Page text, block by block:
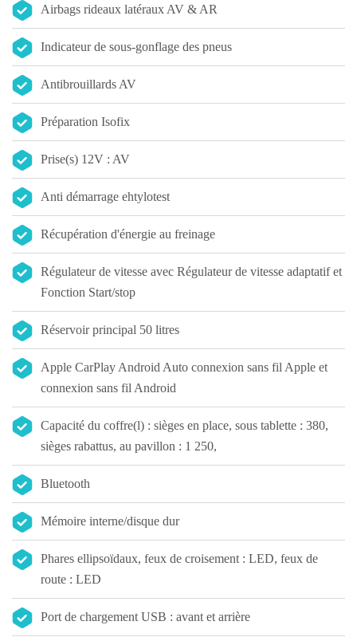
Airbags rideaux latéraux AV & AR
Indicateur de sous-gonflage des pneus
Antibrouillards AV
Préparation Isofix
Prise(s) 12V : AV
Anti démarrage ehtylotest
Récupération d'énergie au freinage
Régulateur de vitesse avec Régulateur de vitesse adaptatif et
Fonction Start/stop
Réservoir principal 50 litres
Apple CarPlay Android Auto connexion sans fil Apple et
connexion sans fil Android
Capacité du coffre(l) : sièges en place, sous tablette : 380,
sièges rabattus, au pavillon : 1 250,
Bluetooth
Mémoire interne/disque dur
Phares ellipsoïdaux, feux de croisement : LED, feux de
route : LED
Port de chargement USB : avant et arrière